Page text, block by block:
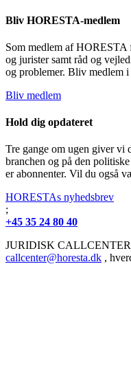
Bliv HORESTA-medlem
Som medlem af HORESTA
og jurister samt råd og
og problemer. Bliv medlem i
Bliv medlem
Hold dig opdateret
Tre gange om ugen giver vi
branchen og på den
er abonnenter. Vil du også
HORESTAs nyhedsbrev
;
+45 35 24 80 40
JURIDISK CALLCENTER
callcenter@horesta.dk ,